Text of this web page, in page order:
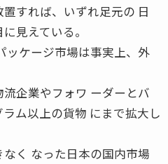
すれば、いずれ足元の 日
見えている。
ッケージ市場は事実上、外
企業やフォワ ーダーとバ
ム以上の貨物 にまで拡大し
く なった日本の国内市場